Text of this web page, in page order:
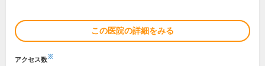
この医院の詳細をみる
アクセス数※